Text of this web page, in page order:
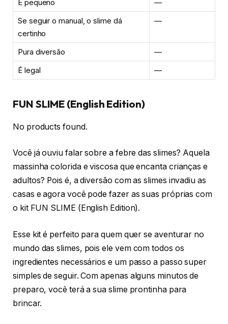
É pequeno
—
Se seguir o manual, o slime dá
certinho
—
Pura diversão
—
É legal
—
FUN SLIME (English Edition)
No products found.
Você já ouviu falar sobre a febre das slimes? Aquela
massinha colorida e viscosa que encanta crianças e
adultos? Pois é, a diversão com as slimes invadiu as
casas e agora você pode fazer as suas próprias com
o kit FUN SLIME (English Edition).
Esse kit é perfeito para quem quer se aventurar no
mundo das slimes, pois ele vem com todos os
ingredientes necessários e um passo a passo super
simples de seguir. Com apenas alguns minutos de
preparo, você terá a sua slime prontinha para
brincar.